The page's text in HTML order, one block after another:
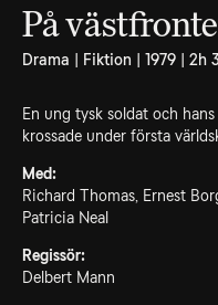
På
Drama | Fiktion | 1979 | 2h
En ung tysk soldat och
krossade under första
Med:
Richard Thomas, Ernest
Patricia Neal
Regissör:
Delbert Mann